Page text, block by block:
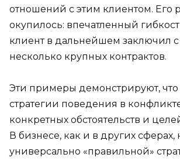
отношений с этим клиентом. Его
окупилось: впечатленный
клиент в дальнейшем заключил
несколько крупных контрактов.
Эти примеры демонстрируют,
стратегии поведения в
конкретных обстоятельств и
В бизнесе, как и в других сферах,
универсально «правильной»